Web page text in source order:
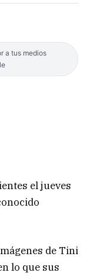
a tus medios
el jueves
de Tini
lo que sus